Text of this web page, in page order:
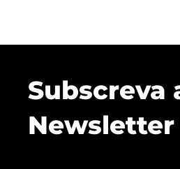
Subscreva
Newsletter